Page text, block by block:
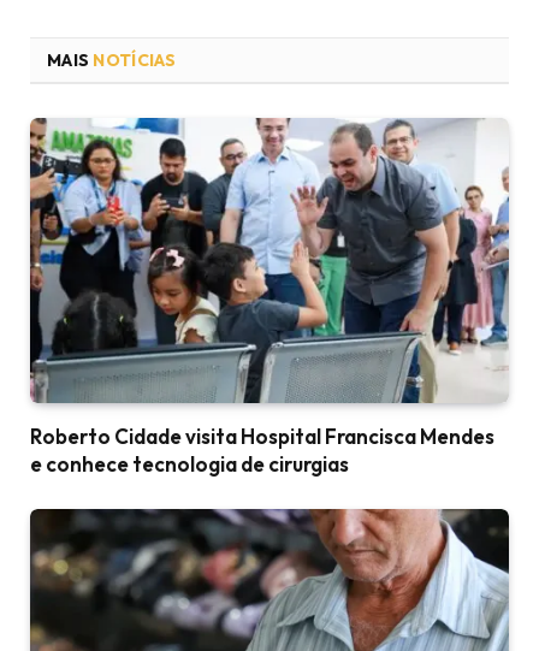
MAIS NOTÍCIAS
Roberto Cidade visita Hospital Francisca Mendes
e conhece tecnologia de cirurgias